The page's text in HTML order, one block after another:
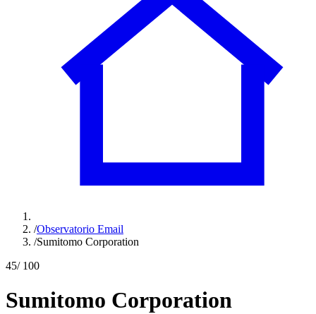
/Observatorio Email
/Sumitomo Corporation
45/ 100
Sumitomo Corporation